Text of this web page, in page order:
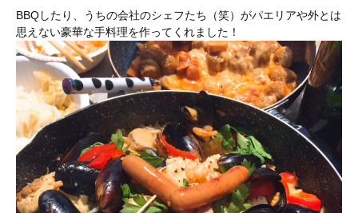
BBQしたり、うちの会社のシェフたち（笑）がパエリアや外とは
思えない豪華な手料理を作ってくれました！